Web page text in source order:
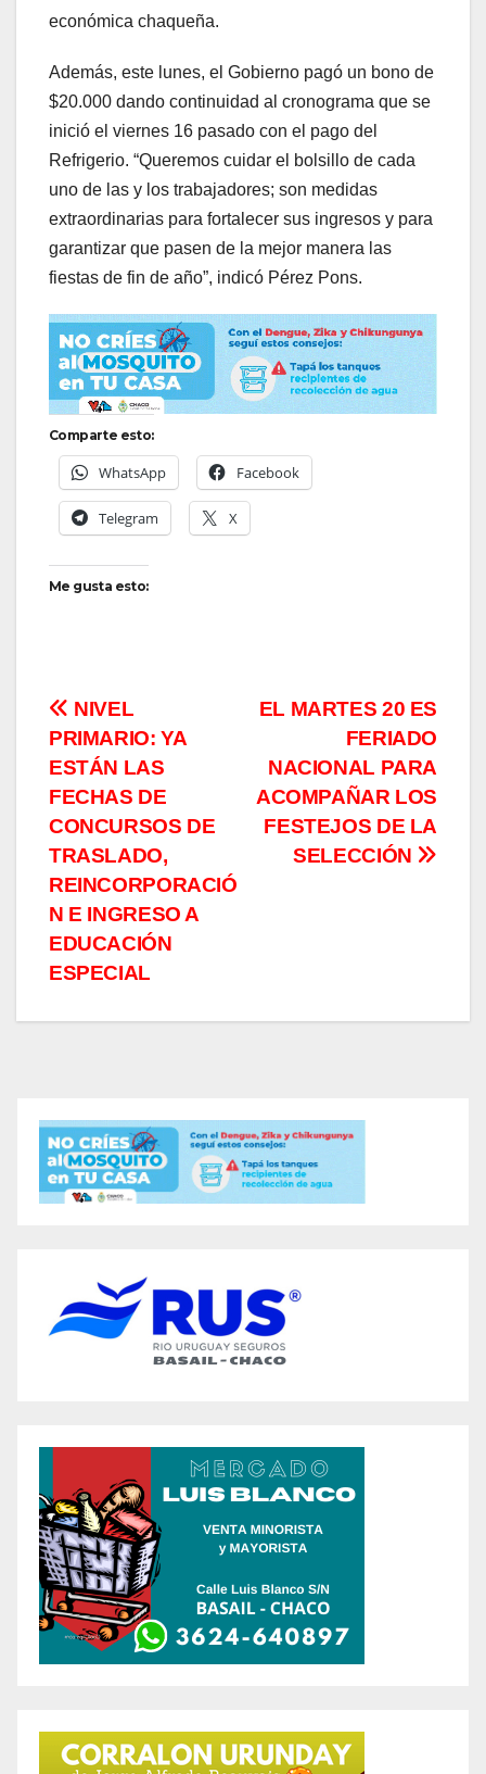
económica chaqueña.
Además, este lunes, el Gobierno pagó un bono de
$20.000 dando continuidad al cronograma que se
inició el viernes 16 pasado con el pago del
Refrigerio. “Queremos cuidar el bolsillo de cada
uno de las y los trabajadores; son medidas
extraordinarias para fortalecer sus ingresos y para
garantizar que pasen de la mejor manera las
fiestas de fin de año”, indicó Pérez Pons.
Comparte esto:
WhatsApp Facebook
Telegram X
Me gusta esto:
Navegación
de
entradas
EL MARTES 20 ES
FERIADO
NACIONAL PARA
ACOMPAÑAR LOS
FESTEJOS DE LA
SELECCIÓN
NIVEL
PRIMARIO: YA
ESTÁN LAS
FECHAS DE
CONCURSOS DE
TRASLADO,
REINCORPORACIÓ
N E INGRESO A
EDUCACIÓN
ESPECIAL